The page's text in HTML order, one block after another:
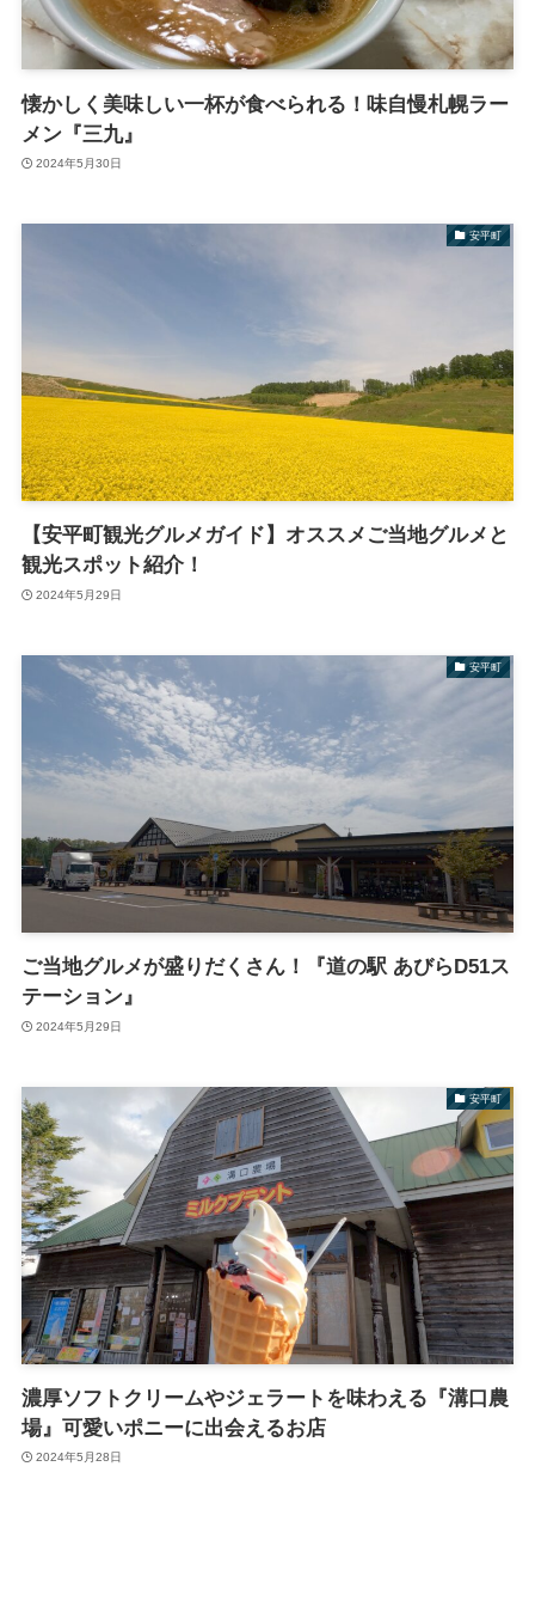
懐かしく美味しい一杯が食べられる！味自慢札幌ラー
メン『三九』
2024年5月30日
安平町
【安平町観光グルメガイド】オススメご当地グルメと
観光スポット紹介！
2024年5月29日
安平町
ご当地グルメが盛りだくさん！『道の駅 あびらD51ス
テーション』
2024年5月29日
安平町
濃厚ソフトクリームやジェラートを味わえる『溝口農
場』可愛いポニーに出会えるお店
2024年5月28日